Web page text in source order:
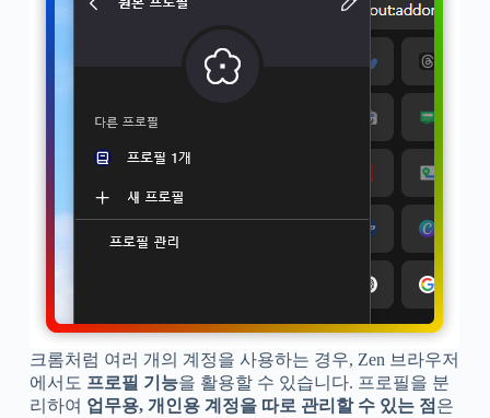
크롬처럼 여러 개의 계정을 사용하는 경우, Zen 브라우저
에서도 프로필 기능을 활용할 수 있습니다. 프로필을 분
리하여 업무용, 개인용 계정을 따로 관리할 수 있는 점 은